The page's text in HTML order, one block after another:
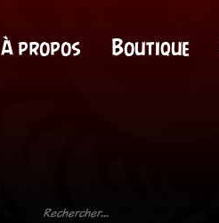
À propos Boutique